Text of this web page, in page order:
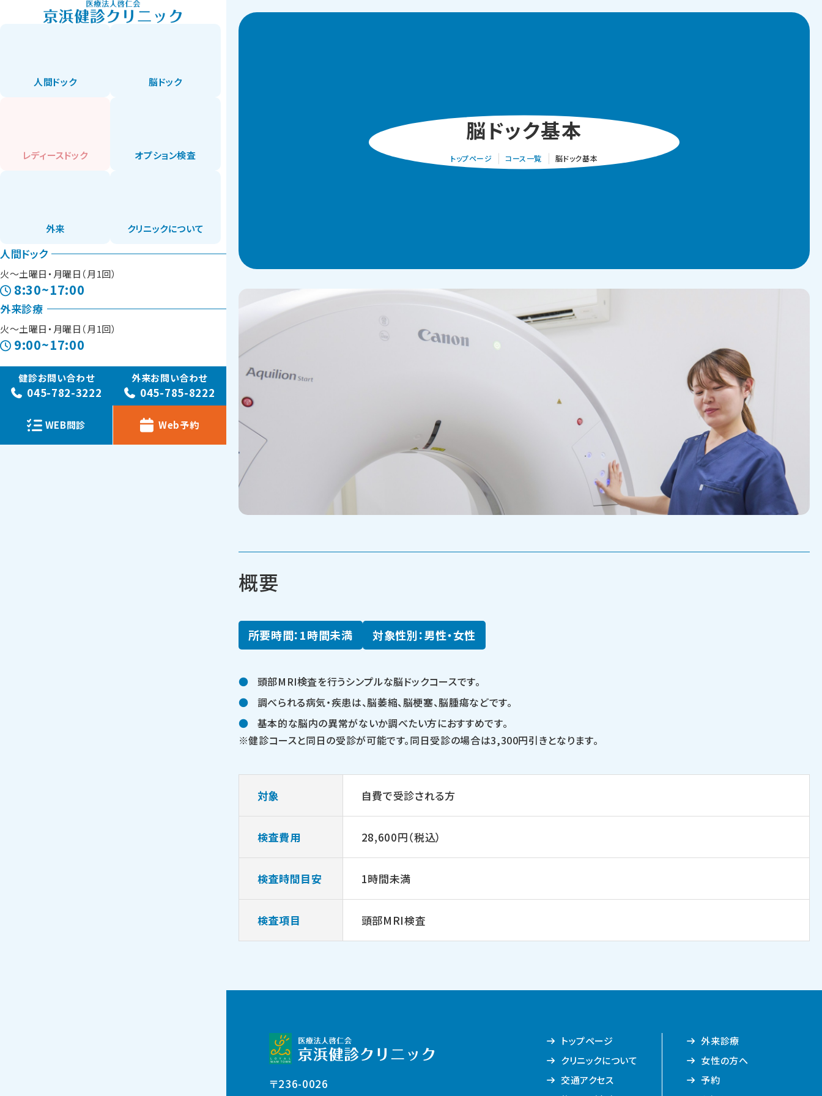
人間ドック 脳ドック
レディースドック オプション検査
外来 クリニックについて
人間ドック
火〜土曜日・月曜日（月1回）
8:30~17:00
外来診療
火〜土曜日・月曜日（月1回）
9:00~17:00
健診お問い合わせ
045-782-3222
外来お問い合わせ
045-785-8222
WEB問診 Web予約
脳ドック基本
トップページ コース一覧 脳ドック基本
概要
所要時間：1時間未満 対象性別：男性・女性
頭部MRI検査を行うシンプルな脳ドックコースです。
調べられる病気・疾患は、脳萎縮、脳梗塞、脳腫瘍などです。
基本的な脳内の異常がないか調べたい方におすすめです。
※健診コースと同日の受診が可能です。同日受診の場合は3,300円引きとなります。
対象 自費で受診される方
検査費用 28,600円（税込）
検査時間目安 1時間未満
検査項目 頭部MRI検査
〒236-0026
トップページ
クリニックについて
交通アクセス
外来診療
女性の方へ
予約